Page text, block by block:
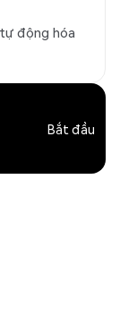
động hóa
Bắt đầu